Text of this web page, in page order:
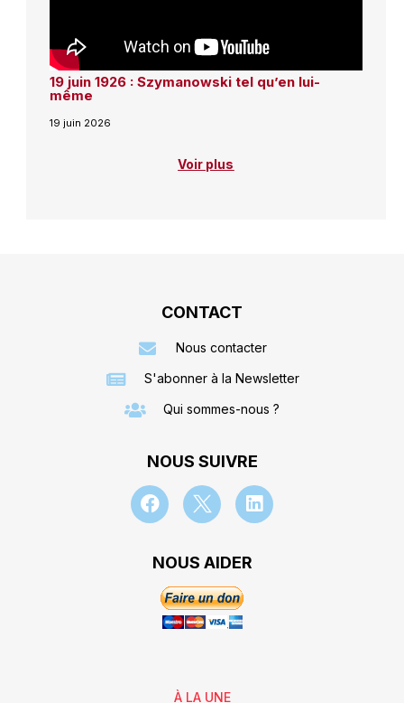
19 juin 1926 : Szymanowski tel qu’en lui-
même
19 juin 2026
Voir plus
CONTACT
Nous contacter
S'abonner à la Newsletter
Qui sommes-nous ?
NOUS SUIVRE
NOUS AIDER
À LA UNE